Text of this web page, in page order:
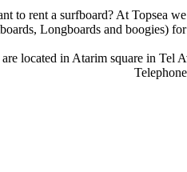
to rent a surfboard? At Topsea
Longboards and boogies)
are located in Atarim square in Tel